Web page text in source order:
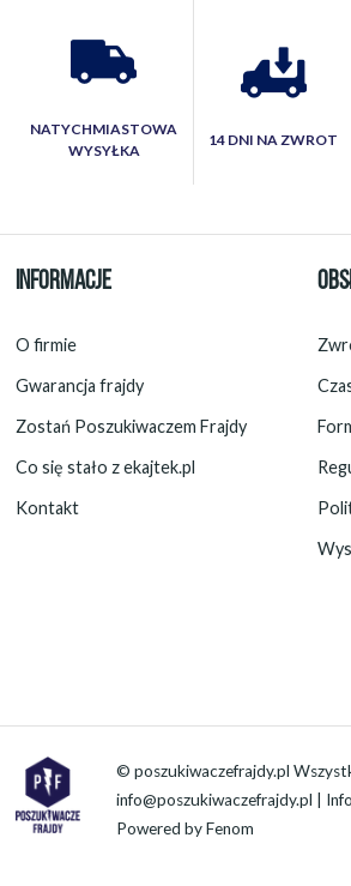
NATYCHMIASTOWA
WYSYŁKA
14 DNI NA ZWROT
INFORMACJE
O firmie
Gwarancja frajdy
Zostań Poszukiwaczem Frajdy
Co się stało z ekajtek.pl
Kontakt
© poszukiwaczefrajdy.pl
info@poszukiwaczefrajdy.pl |
Powered byFenom